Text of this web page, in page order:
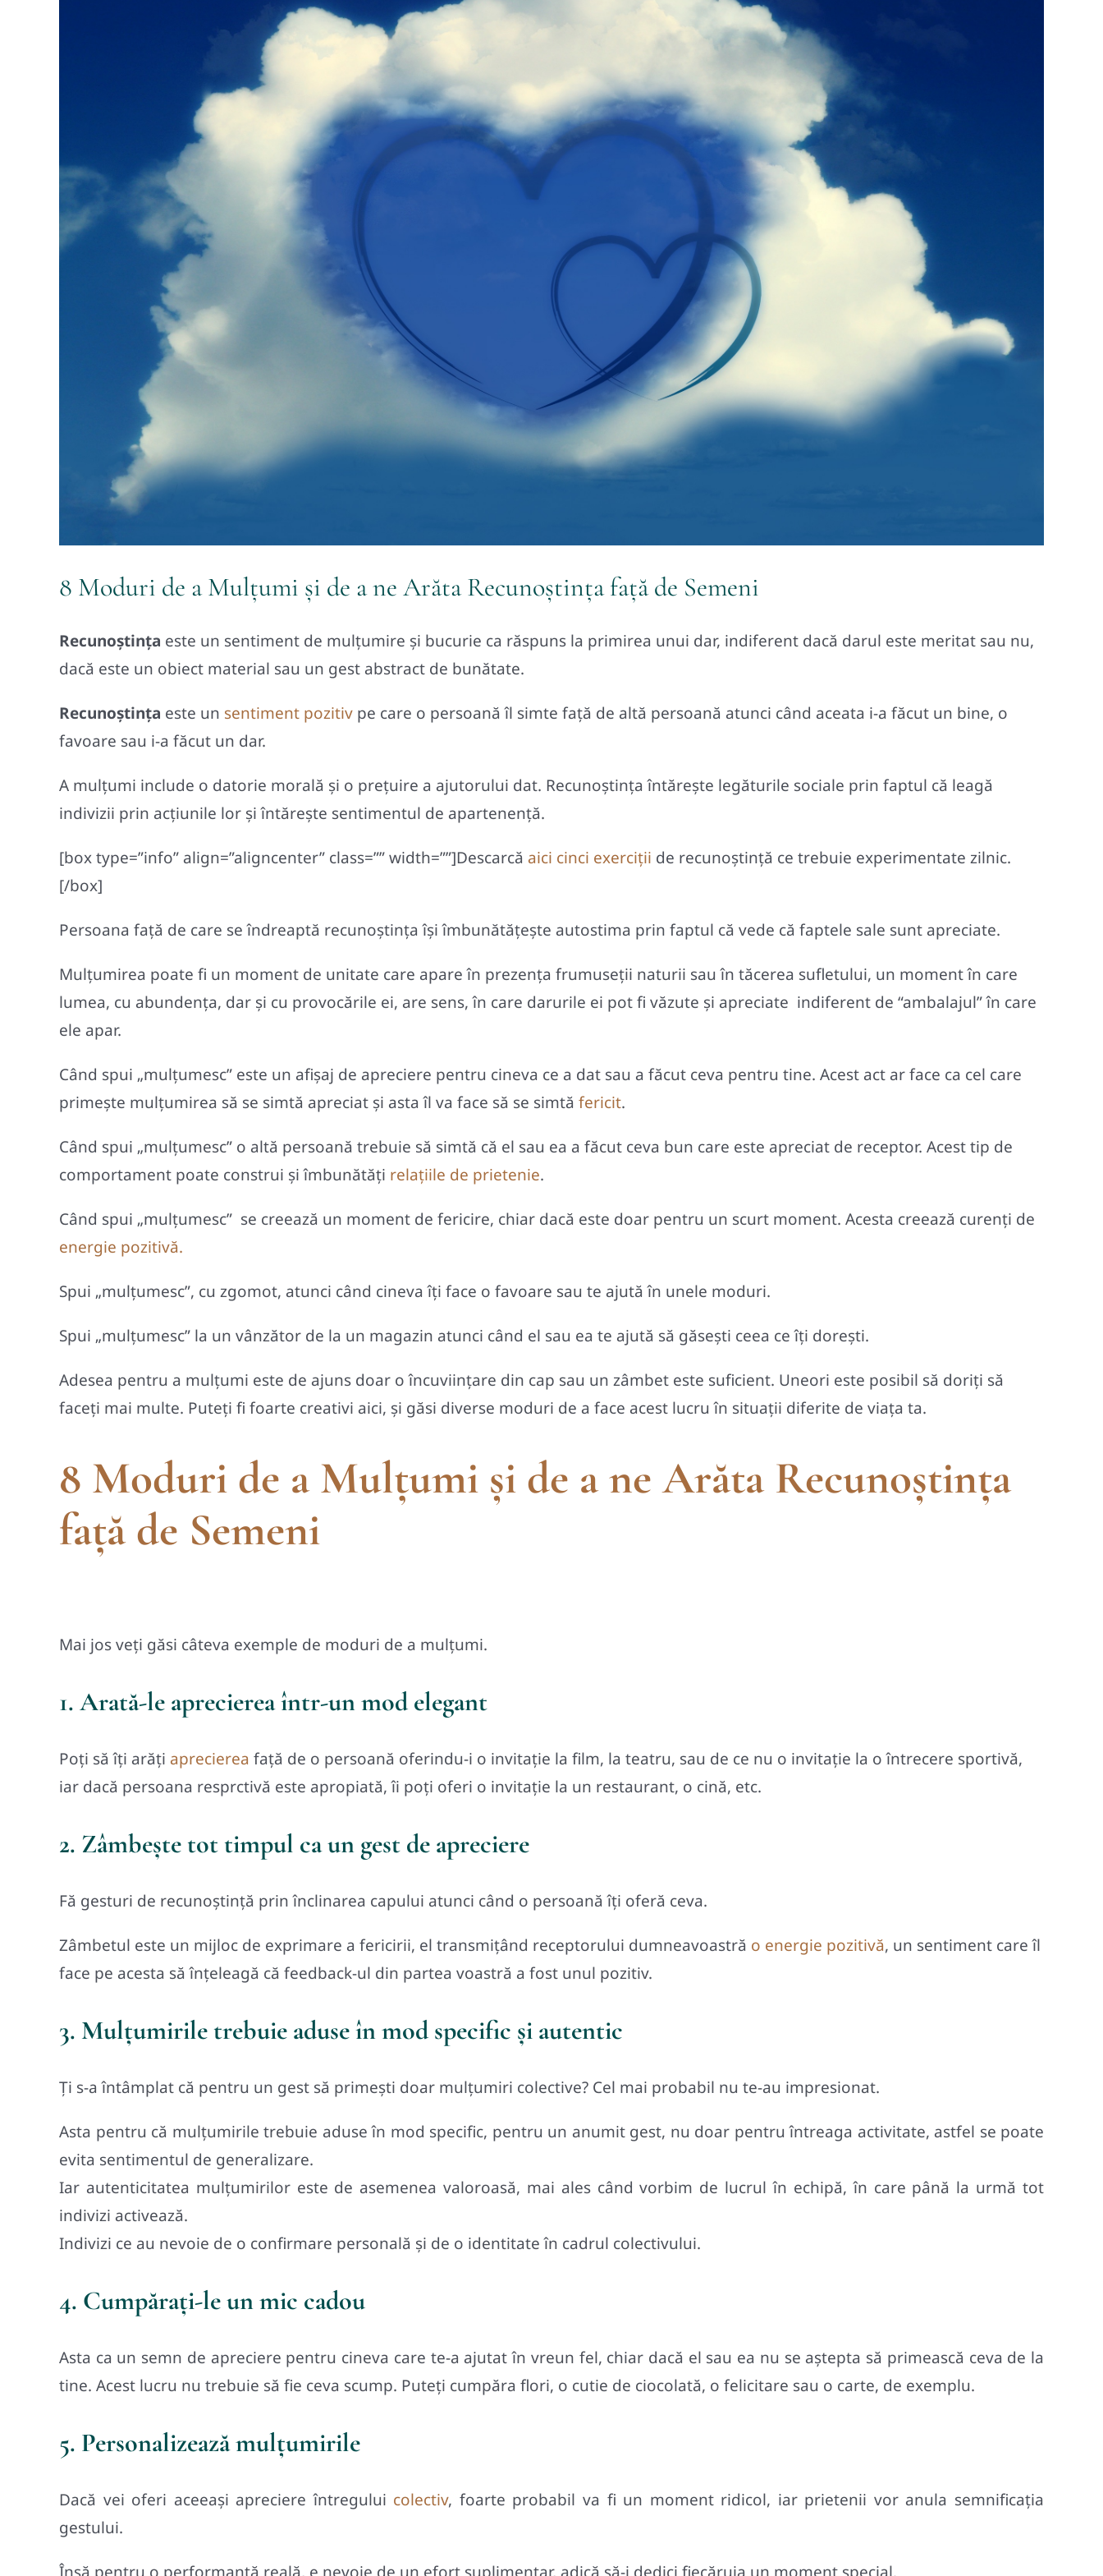
8 Moduri de a Mulțumi și de a ne Arăta Recunoștința față de Semeni
Recunoştinţa este un sentiment de mulţumire şi bucurie ca răspuns la primirea unui dar, indiferent dacă darul este meritat sau nu,
dacă este un obiect material sau un gest abstract de bunătate.
Recunoștința este un sentiment pozitiv pe care o persoană îl simte față de altă persoană atunci când aceata i-a făcut un bine, o
favoare sau i-a făcut un dar.
A mulțumi include o datorie morală și o prețuire a ajutorului dat. Recunoștința întărește legăturile sociale prin faptul că leagă
indivizii prin acțiunile lor și întărește sentimentul de apartenență.
[box type=”info” align=”aligncenter” class=”” width=””]Descarcă aici cinci exerciții de recunoștință ce trebuie experimentate zilnic.
[/box]
Persoana față de care se îndreaptă recunoștința își îmbunătățește autostima prin faptul că vede că faptele sale sunt apreciate.
Mulțumirea poate fi un moment de unitate care apare în prezenţa frumuseţii naturii sau în tăcerea sufletului, un moment în care
lumea, cu abundenţa, dar şi cu provocările ei, are sens, în care darurile ei pot fi văzute şi apreciate indiferent de “ambalajul” în care
ele apar.
Când spui „mulţumesc” este un afişaj de apreciere pentru cineva ce a dat sau a făcut ceva pentru tine. Acest act ar face ca cel care
primește mulțumirea să se simtă apreciat şi asta îl va face să se simtă fericit.
Când spui „mulţumesc” o altă persoană trebuie să simtă că el sau ea a făcut ceva bun care este apreciat de receptor. Acest tip de
comportament poate construi și îmbunătăți relațiile de prietenie.
Când spui „mulţumesc” se creează un moment de fericire, chiar dacă este doar pentru un scurt moment. Acesta creează curenţi de
energie pozitivă.
Spui „mulţumesc”, cu zgomot, atunci când cineva îți face o favoare sau te ajută în unele moduri.
Spui „mulţumesc” la un vânzător de la un magazin atunci când el sau ea te ajută să găsești ceea ce îți dorești.
Adesea pentru a mulțumi este de ajuns doar o încuviinţare din cap sau un zâmbet este suficient. Uneori este posibil să doriţi să
faceţi mai multe. Puteţi fi foarte creativi aici, şi găsi diverse moduri de a face acest lucru în situații diferite de viața ta.
8 Moduri de a Mulțumi și de a ne Arăta Recunoștința
față de Semeni
Mai jos veţi găsi câteva exemple de moduri de a mulțumi.
1. Arată-le aprecierea într-un mod elegant
Poți să îți arăți aprecierea față de o persoană oferindu-i o invitație la film, la teatru, sau de ce nu o invitație la o întrecere sportivă,
iar dacă persoana resprctivă este apropiată, îi poți oferi o invitație la un restaurant, o cină, etc.
2. Zâmbește tot timpul ca un gest de apreciere
Fă gesturi de recunoștință prin înclinarea capului atunci când o persoană îți oferă ceva.
Zâmbetul este un mijloc de exprimare a fericirii, el transmițând receptorului dumneavoastră o energie pozitivă, un sentiment care îl
face pe acesta să înțeleagă că feedback-ul din partea voastră a fost unul pozitiv.
3. Mulțumirile trebuie aduse în mod specific și autentic
Ți s-a întâmplat că pentru un gest să primești doar mulțumiri colective? Cel mai probabil nu te-au impresionat.
Asta pentru că mulțumirile trebuie aduse în mod specific, pentru un anumit gest, nu doar pentru întreaga activitate, astfel se poate
evita sentimentul de generalizare.
Iar autenticitatea mulțumirilor este de asemenea valoroasă, mai ales când vorbim de lucrul în echipă, în care până la urmă tot
indivizi activează.
Indivizi ce au nevoie de o confirmare personală și de o identitate în cadrul colectivului.
4. Cumpăraţi-le un mic cadou
Asta ca un semn de apreciere pentru cineva care te-a ajutat în vreun fel, chiar dacă el sau ea nu se aştepta să primească ceva de la
tine. Acest lucru nu trebuie să fie ceva scump. Puteţi cumpăra flori, o cutie de ciocolată, o felicitare sau o carte, de exemplu.
5. Personalizează mulțumirile
Dacă vei oferi aceeași apreciere întregului colectiv, foarte probabil va fi un moment ridicol, iar prietenii vor anula semnificația
gestului.
Însă pentru o performanță reală, e nevoie de un efort suplimentar, adică să-i dedici fiecăruia un moment special.